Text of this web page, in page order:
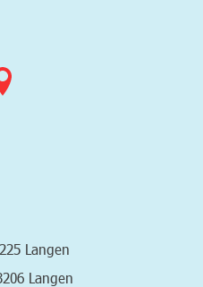
Langen
Langen